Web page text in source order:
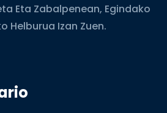
Eta Zabalpenean, Egindako
Helburua Izan Zuen.